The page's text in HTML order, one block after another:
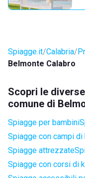
Spiagge.it Calabria
Belmonte Calabro
Scopri le
comune di
Spiagge per bambini
Spiagge con campi
Spiagge attrezzate
Spiagge con corsi di